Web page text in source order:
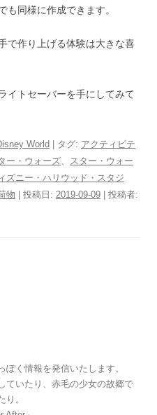
も同様に作成できます。
で作り上げる体験は大きな喜
イトセーバーを手にしてみて
World | タグ: アクティビテ
ー・ウォーズ、 スター・ウォー
ズニー・ハリウッド・スタジ
物 | 投稿日: 2019-09-09
投稿者:
く情報を発信いたします。
ていたり、赤毛の少女の故郷で
。